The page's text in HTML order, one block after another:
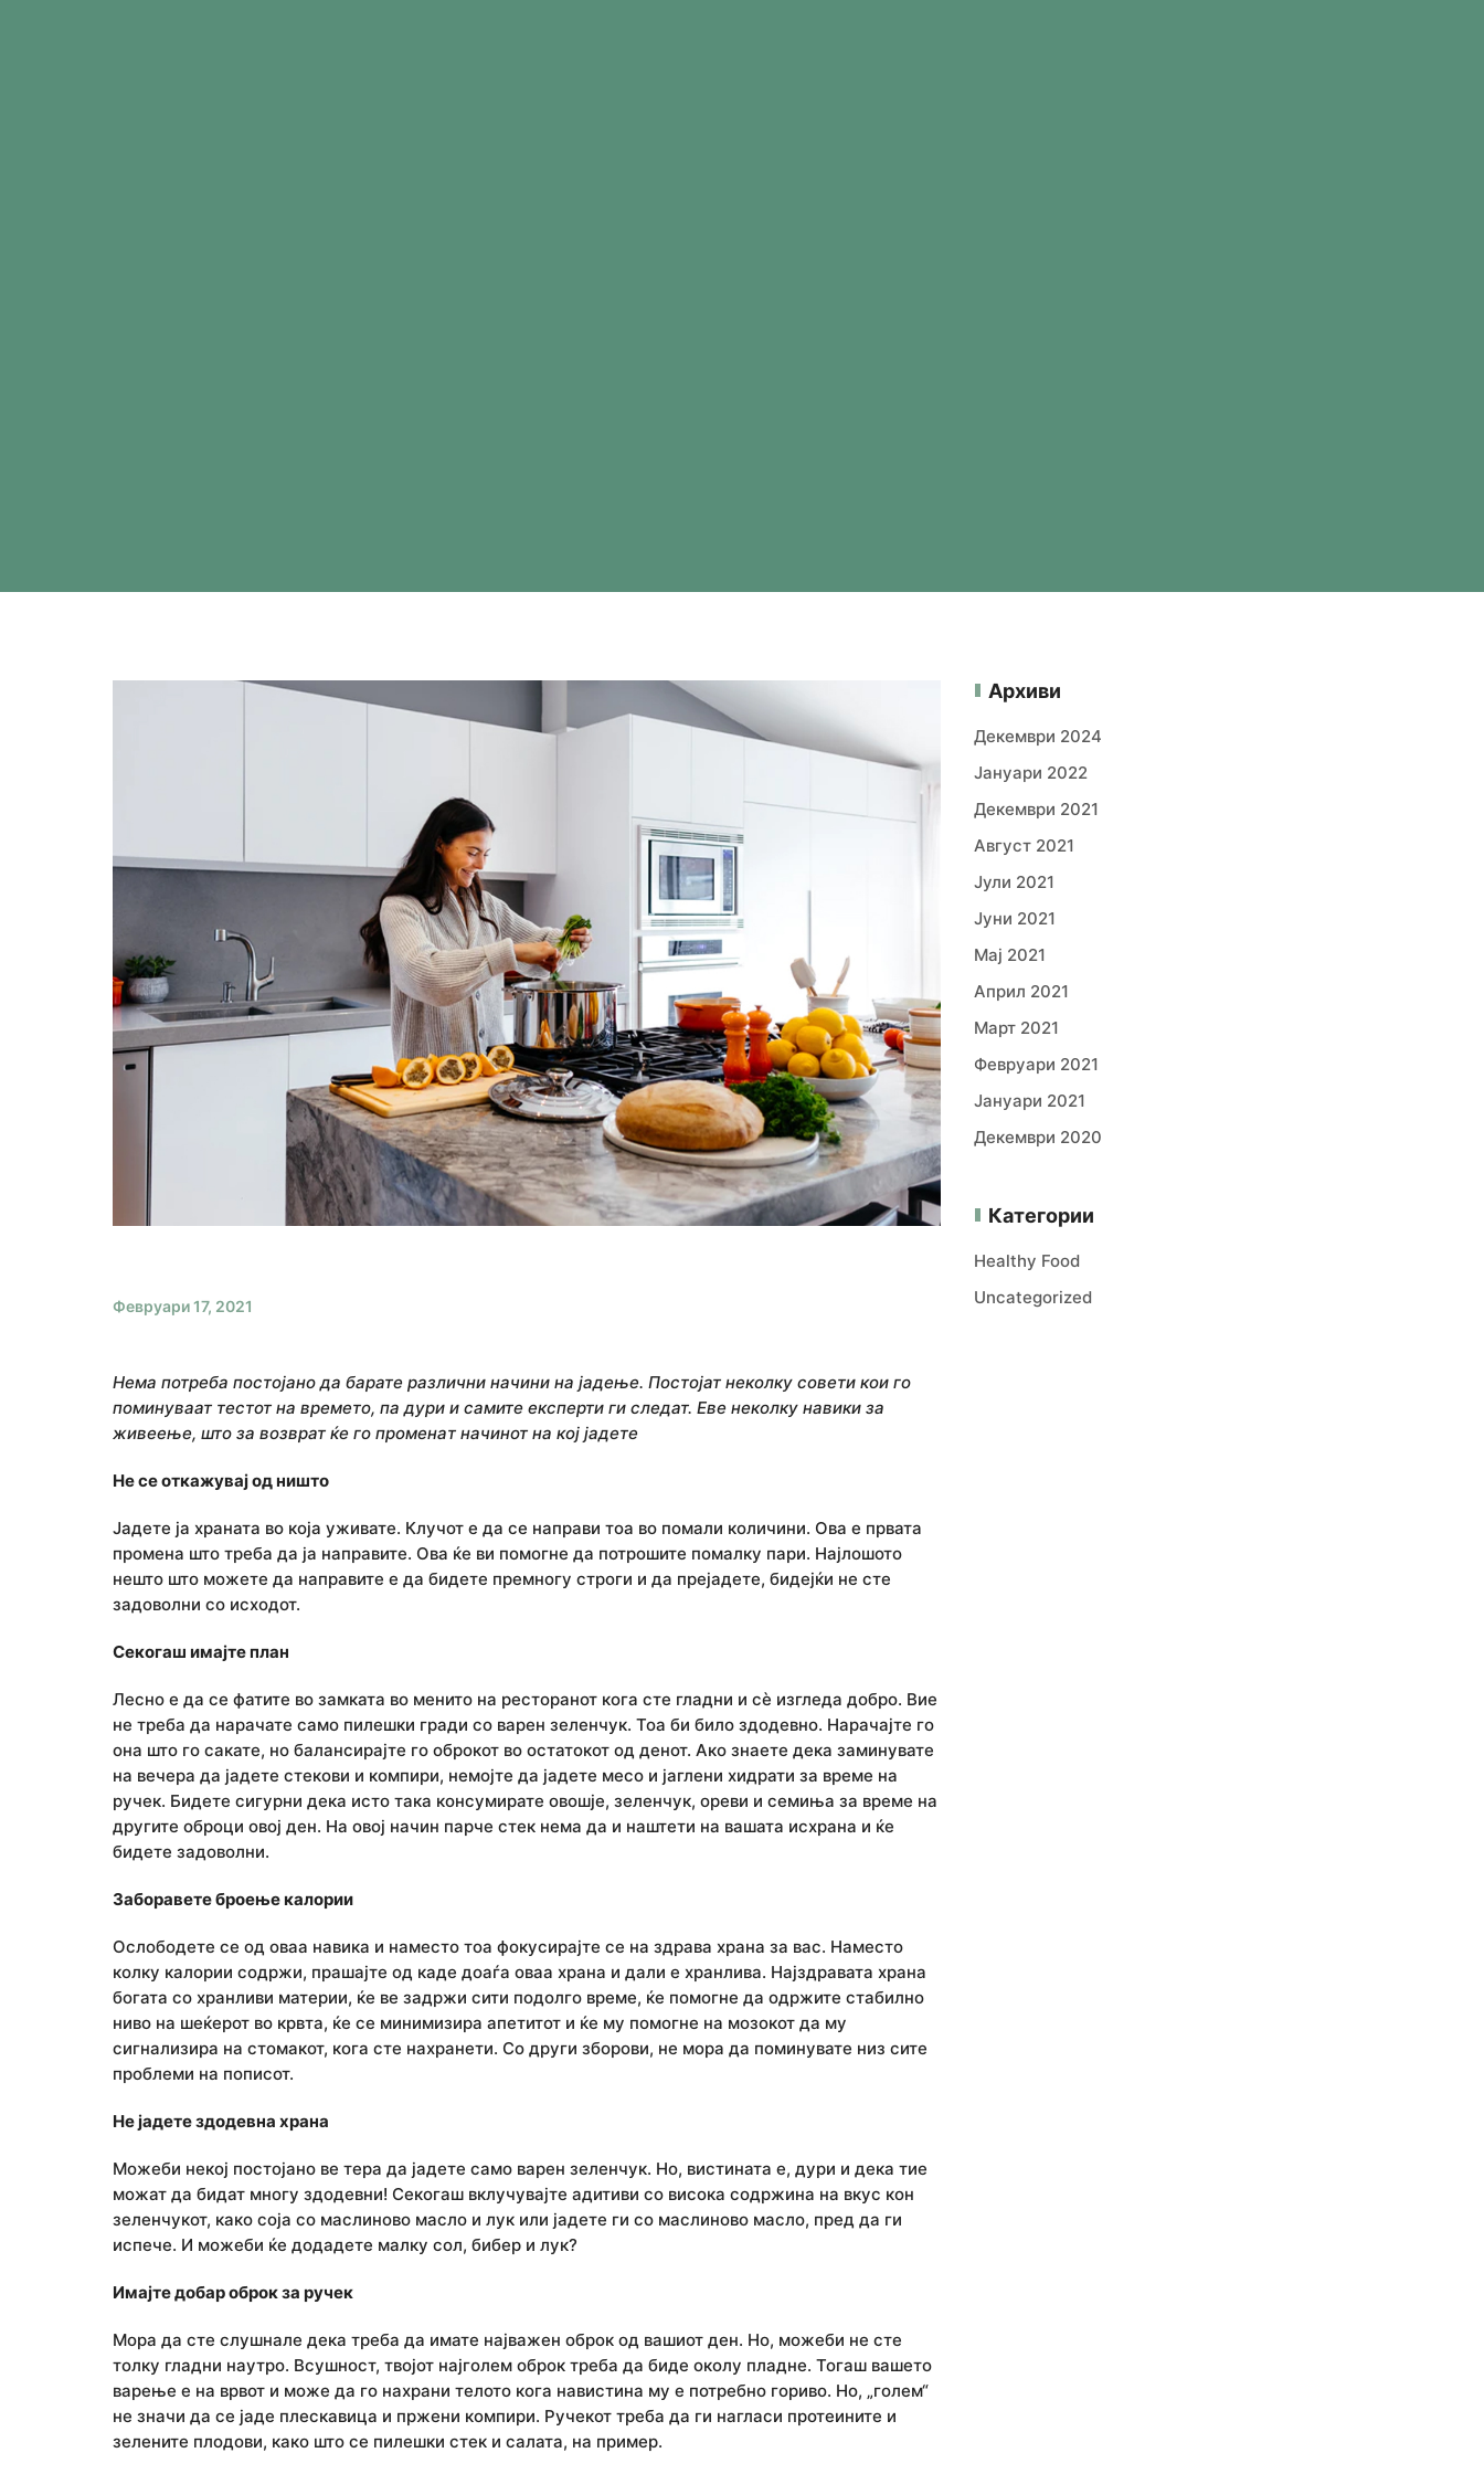
Февруари 17, 2021
Нема потреба постојано да барате различни начини на јадење. Постојат неколку совети кои го
поминуваат тестот на времето, па дури и самите експерти ги следат. Еве неколку навики за
живеење, што за возврат ќе го променaт начинот на кој јадете
Не се откажувај од ништо
Јадете ја храната во која уживате. Клучот е да се направи тоа во помали количини. Ова е првата
промена што треба да ја направите. Ова ќе ви помогне да потрошите помалку пари. Најлошото
нешто што можете да направите е да бидете премногу строги и да прејадете, бидејќи не сте
задоволни со исходот.
Секогаш имајте план
Лесно е да се фатите во замката во менито на ресторанот кога сте гладни и сè изгледа добро. Вие
не треба да нарачате само пилешки гради со варен зеленчук. Тоа би било здодевно. Нарачајте го
она што го сакате, но балансирајте го оброкот во остатокот од денот. Ако знаете дека заминувате
на вечера да јадете стекови и компири, немојте да јадете месо и јаглени хидрати за време на
ручек. Бидете сигурни дека исто така консумирате овошје, зеленчук, ореви и семиња за време на
другите оброци овој ден. На овој начин парче стек нема да и наштети на вашата исхрана и ќе
бидете задоволни.
Заборавете броење калории
Ослободете се од оваа навика и наместо тоа фокусирајте се на здрава храна за вас. Наместо
колку калории содржи, прашајте од каде доаѓа оваа храна и дали е хранлива. Најздравата храна
богата со хранливи материи, ќе ве задржи сити подолго време, ќе помогне да одржите стабилно
ниво на шеќерот во крвта, ќе се минимизира апетитот и ќе му помогне на мозокот да му
сигнализира на стомакот, кога сте нахранети. Со други зборови, не мора да поминувате низ сите
проблеми на пописот.
Не јадете здодевна храна
Можеби некој постојано ве тера да јадете само варен зеленчук. Но, вистината е, дури и дека тие
можат да бидат многу здодевни! Секогаш вклучувајте адитиви со висока содржина на вкус кон
зеленчукот, како соја со маслиново масло и лук или јадете ги со маслиново масло, пред да ги
испече. И можеби ќе додадете малку сол, бибер и лук?
Имајте добар оброк за ручек
Мора да сте слушнале дека треба да имате најважен оброк од вашиот ден. Но, можеби не сте
толку гладни наутро. Всушност, твојот најголем оброк треба да биде околу пладне. Тогаш вашето
варење е на врвот и може да го нахрани телото кога навистина му е потребно гориво. Но, „голем“
не значи да се јаде плескавица и пржени компири. Ручекот треба да ги нагласи протеините и
зелените плодови, како што се пилешки стек и салата, на пример.
Архиви
Декември 2024
Јануари 2022
Декември 2021
Август 2021
Јули 2021
Јуни 2021
Мај 2021
Април 2021
Март 2021
Февруари 2021
Јануари 2021
Декември 2020
Категории
Healthy Food
Uncategorized